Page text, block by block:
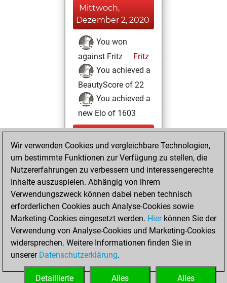
Mittwoch,
Dezember 2, 2020
You won
against Fritz
Fritz
You achieved a
BeautyScore of 22
You achieved a
new Elo of 1603
Dienstag,
November 24,
2020
You created
your Fritz account
Fritz
Sonntag,
November 22,
2020
You learned 1
positions
MyMoves
Wir verwenden Cookies und vergleichbare Technologien,
um bestimmte Funktionen zur Verfügung zu stellen, die
Nutzererfahrungen zu verbessern und interessengerechte
Inhalte auszuspielen. Abhängig von ihrem
Verwendungszweck können dabei neben technisch
erforderlichen Cookies auch Analyse-Cookies sowie
Marketing-Cookies eingesetzt werden. Hierkönnen Sie der
Verwendung von Analyse-Cookies und Marketing-Cookies
widersprechen. Weitere Informationen finden Sie in
unserer Datenschutzerklärung.
Alles
Alles
Detaillierte